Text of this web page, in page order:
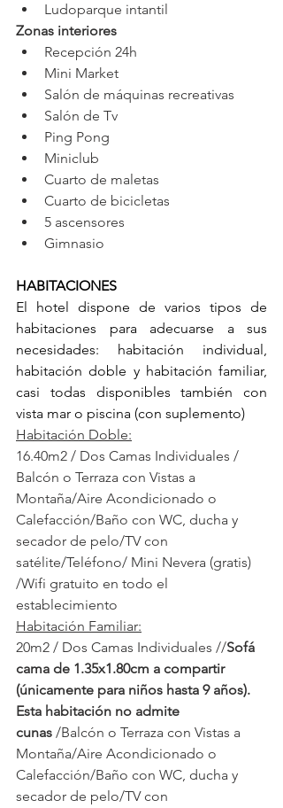
Ludoparque intantil
Zonas interiores
Recepción 24h
Mini Market
Salón de máquinas recreativas
Salón de Tv
Ping Pong
Miniclub
Cuarto de maletas
Cuarto de bicicletas
5 ascensores
Gimnasio
HABITACIONES
El hotel dispone de varios tipos de
habitaciones para adecuarse a sus
necesidades: habitación individual,
habitación doble y habitación familiar,
casi todas disponibles también con
vista mar o piscina (con suplemento)
Habitación Doble:
16.40m2 / Dos Camas Individuales /
Balcón o Terraza con Vistas a
Montaña/Aire Acondicionado o
Calefacción/Baño con WC, ducha y
secador de pelo/TV con
satélite/Teléfono/ Mini Nevera (gratis)
/Wifi gratuito en todo el
establecimiento
Habitación Familiar:
20m2 / Dos Camas Individuales //Sofá
cama de 1.35x1.80cm a compartir
(únicamente para niños hasta 9 años).
Esta habitación no admite
cunas /Balcón o Terraza con Vistas a
Montaña/Aire Acondicionado o
Calefacción/Baño con WC, ducha y
secador de pelo/TV con